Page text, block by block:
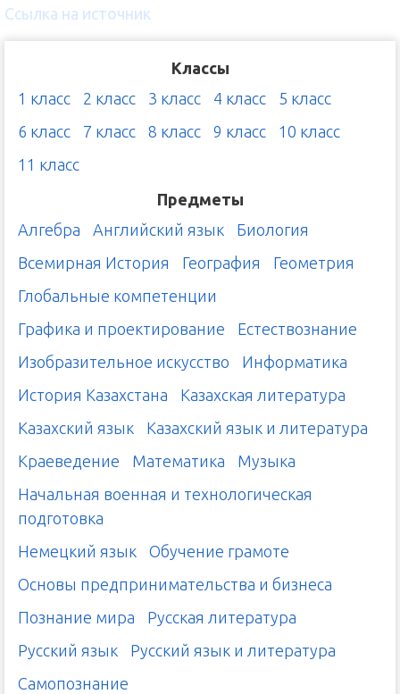
Ссылка на источник
Классы
1 класс
2 класс 3 класс 4 класс
5 класс
6 класс
7 класс 8 класс 9 класс
10 класс
11 класс
Предметы
Алгебра
Английский язык
Биология
Всемирная История
География
Геометрия
Глобальные компетенции
Графика и проектирование
Естествознание
Изобразительное искусство
Информатика
История Казахстана
Казахская литература
Казахский язык
Казахский язык и литература
Краеведение
Математика
Музыка
Начальная военная и технологическая
подготовка
Немецкий язык
Обучение грамоте
Основы предпринимательства и бизнеса
Познание мира
Русская литература
Русский язык
Русский язык и литература
Самопознание